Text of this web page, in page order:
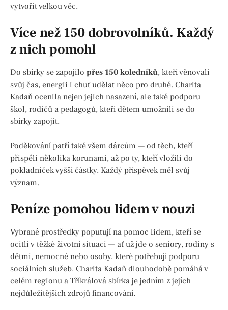
vytvořit velkou věc.
Více než 150 dobrovolníků. Každý
z nich pomohl
Do sbírky se zapojilo přes 150 koledníků, kteří věnovali
svůj čas, energii i chuť udělat něco pro druhé. Charita
Kadaň ocenila nejen jejich nasazení, ale také podporu
škol, rodičů a pedagogů, kteří dětem umožnili se do
sbírky zapojit.
Poděkování patří také všem dárcům — od těch, kteří
přispěli několika korunami, až po ty, kteří vložili do
pokladniček vyšší částky. Každý příspěvek měl svůj
význam.
Peníze pomohou lidem v nouzi
Vybrané prostředky poputují na pomoc lidem, kteří se
ocitli v těžké životní situaci — ať už jde o seniory, rodiny s
dětmi, nemocné nebo osoby, které potřebují podporu
sociálních služeb. Charita Kadaň dlouhodobě pomáhá v
celém regionu a Tříkrálová sbírka je jedním z jejích
nejdůležitějších zdrojů financování.